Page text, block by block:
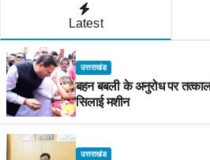
Latest
उत्तराखंड
बहन बबली के अनुरोध पर तत्काल
सिलाई मशीन
उत्तराखंड